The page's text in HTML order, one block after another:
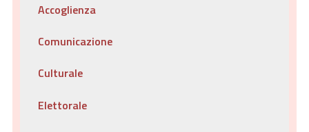
Accoglienza
Comunicazione
Culturale
Elettorale